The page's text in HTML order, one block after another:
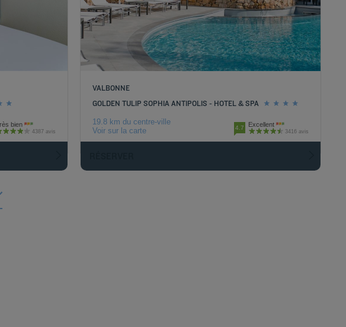
bien
4387 avis
VALBONNE
GOLDEN TULIP SOPHIA ANTIPOLIS - HOTEL & SPA
19.8 km du centre-ville
Voir sur la carte
4.7 Excellent
3416 avis